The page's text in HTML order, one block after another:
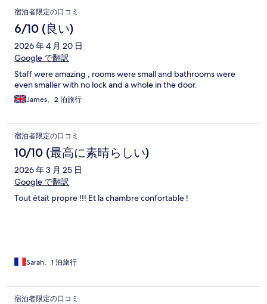
宿泊者限定の口コミ
6/10 (良い)
2026 年 4 月 20 日
Google で翻訳
Staff were amazing , rooms were small and bathrooms were
even smaller with no lock and a whole in the door.
James、2 泊旅行
宿泊者限定の口コミ
10/10 (最高に素晴らしい)
2026 年 3 月 25 日
Google で翻訳
Tout était propre !!! Et la chambre confortable !
Sarah、1 泊旅行
宿泊者限定の口コミ